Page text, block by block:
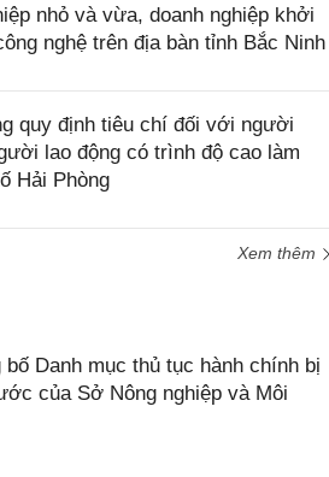
nhỏ và vừa, doanh nghiệp khởi
nghệ trên địa bàn tỉnh Bắc Ninh
quy định tiêu chí đối với người
lao động có trình độ cao làm
Hải Phòng
Xem thêm
Danh mục thủ tục hành chính bị
của Sở Nông nghiệp và Môi